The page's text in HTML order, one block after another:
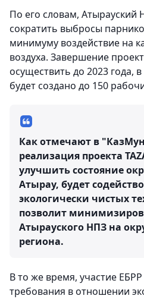
По его словам, Атырауский
сократить выбросы
минимуму воздействие на
воздуха. Завершение
осуществить до 2023 года,
будет создано до 150
Как отмечают в
реализация проекта
улучшить состояние
Атырау, будет
экологически чистых
позволит
Атырауского НПЗ на
региона.
В то же время, участие
требования в отношении